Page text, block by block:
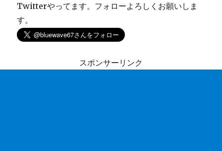
Twitterやってます。フォローよろしくお願いしま
す。
スポンサーリンク